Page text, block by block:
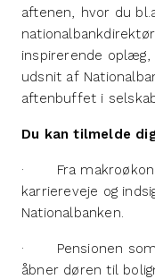
aftenen, hvor du
inspirerende
udsnit af
aftenbuffet i
Du kan tilmelde
· Fra
karriereveje og
Nationalbanken.
· Pensionen som
åbner døren til